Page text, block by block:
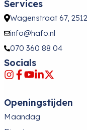
Services
Wagenstraat 67,
info@hafo.nl
070 360 88 04
Socials
Openingstijden
Maandag